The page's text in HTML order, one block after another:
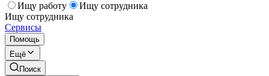
Ищу работу
Ищу сотрудника
Ищу сотрудника
Сервисы
Помощь
Ещё
Поиск